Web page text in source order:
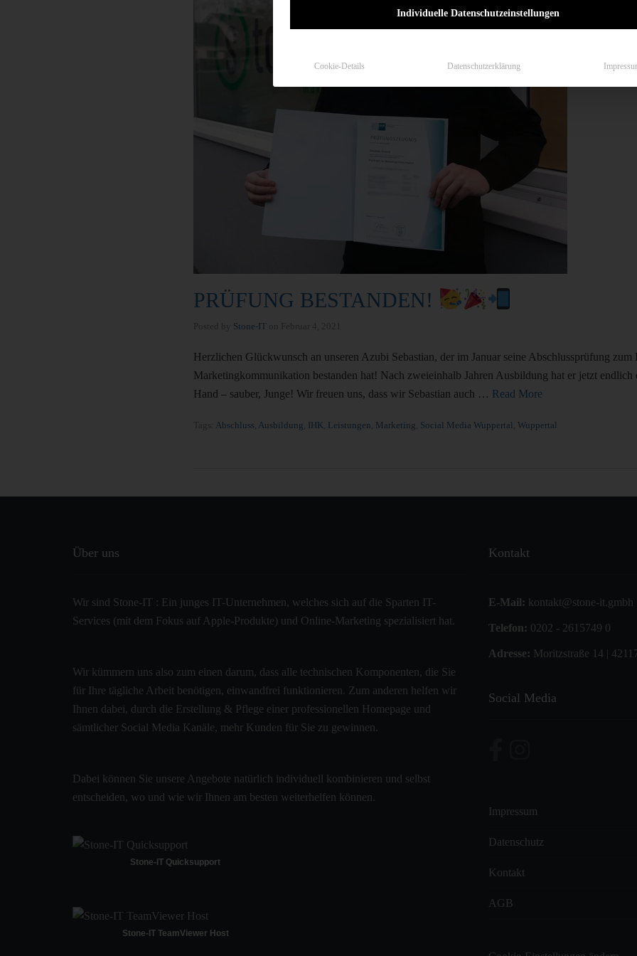
PRÜFUNG BESTANDEN!
Stone-IT
Herzlichen Glückwunsch an unseren Azubi Sebastian, der im Januar seine Abschlussprüfung
Marketingkommunikation bestanden hat! Nach zweieinhalb Jahren Ausbildung hat er jetzt
Hand – sauber, Junge! Wir freuen uns, dass wir Sebastian auch … Read More
Abschluss Ausbildung IHK Leistungen Marketing Social Media Wuppertal Wuppertal
Über uns
Wir sind Stone-IT : Ein junges IT-Unternehmen, welches sich auf die Sparten IT-
Services (mit dem Fokus auf Apple-Produkte) und Online-Marketing spezialisiert hat.
Wir kümmern uns also zum einen darum, dass alle technischen Komponenten, die Sie
für Ihre tägliche Arbeit benötigen, einwandfrei funktionieren. Zum anderen helfen wir
Ihnen dabei, durch die Erstellung & Pflege einer professionellen Homepage und
sämtlicher Social Media Kanäle, mehr Kunden für Sie zu gewinnen.
Dabei können Sie unsere Angebote natürlich individuell kombinieren und selbst
entscheiden, wo und wie wir Ihnen am besten weiterhelfen können.
Stone-IT Quicksupport
Stone-IT TeamViewer Host
Kontakt
E-Mail: kontakt@stone-it.gmbh
Telefon: 0202 - 2615749 0
Adresse: Moritzstraße 14 |
Social Media
Impressum
Datenschutz
Kontakt
AGB
Individuelle Datenschutzeinstellungen
Cookie-Details Datenschutzerklärung